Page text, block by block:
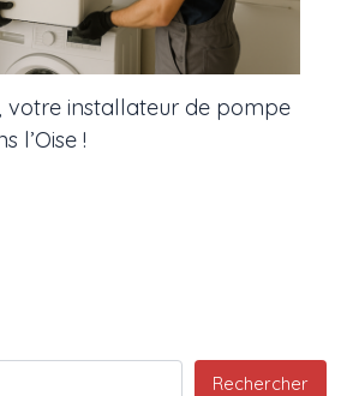
votre installateur de pompe
l’Oise !
Rechercher